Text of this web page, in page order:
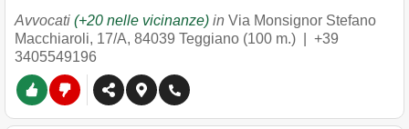
Avvocati (+20 nelle vicinanze) in Via Monsignor Stefano
Macchiaroli, 17/A, 84039 Teggiano (100 m.) | +39
3405549196